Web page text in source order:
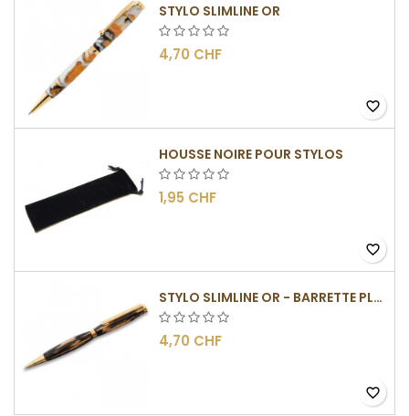
STYLO SLIMLINE OR
4,70 CHF
favorite_border
HOUSSE NOIRE POUR STYLOS
1,95 CHF
favorite_border
STYLO SLIMLINE OR - BARRETTE PLATE
4,70 CHF
favorite_border